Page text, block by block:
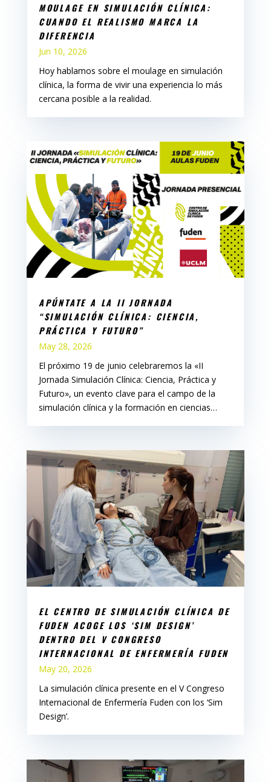
MOULAGE EN SIMULACIÓN CLÍNICA:
CUANDO EL REALISMO MARCA LA
DIFERENCIA
Jun 10, 2026
Hoy hablamos sobre el moulage en simulación
clínica, la forma de vivir una experiencia lo más
cercana posible a la realidad.
APÚNTATE A LA II JORNADA
“SIMULACIÓN CLÍNICA: CIENCIA,
PRÁCTICA Y FUTURO”
May 28, 2026
El próximo 19 de junio celebraremos la «II
Jornada Simulación Clínica: Ciencia, Práctica y
Futuro», un evento clave para el campo de la
simulación clínica y la formación en ciencias…
EL CENTRO DE SIMULACIÓN CLÍNICA DE
FUDEN ACOGE LOS ‘SIM DESIGN’
DENTRO DEL V CONGRESO
INTERNACIONAL DE ENFERMERÍA FUDEN
May 20, 2026
La simulación clínica presente en el V Congreso
Internacional de Enfermería Fuden con los ‘Sim
Design’.